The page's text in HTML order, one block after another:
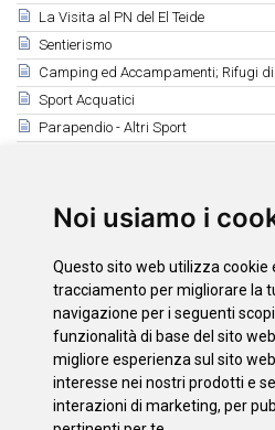
Noi usiamo i
Questo sito web utilizza cookie
tracciamento per migliorare la
navigazione per i seguenti
funzionalità di base del sito web
migliore esperienza sul sito web
interesse nei nostri prodotti e
interazioni di marketing, per
La Visita al PN del El Teide
Sentierismo
Camping ed Accampamenti; Rifugi
Sport Acquatici
Parapendio - Altri Sport
Caccia e Pesca
Tennis (Zona Nord)
Tennis (Zona Sud)
Ippica
Tennis (Zona Santa Cruz - La